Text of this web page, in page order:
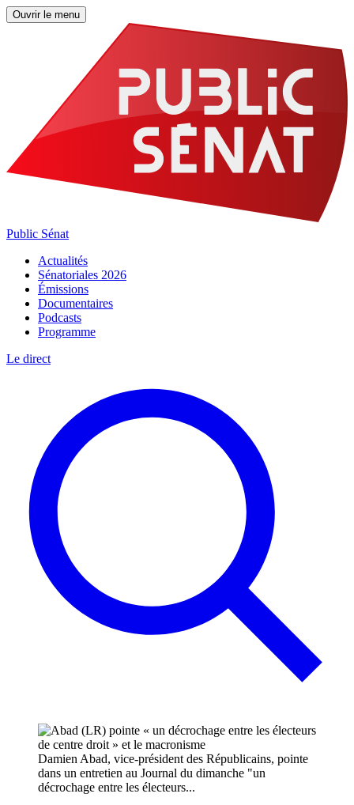
Ouvrir le menu
Public Sénat
Actualités
Sénatoriales 2026
Émissions
Documentaires
Podcasts
Programme
Le direct
Damien Abad, vice-président des Républicains, pointe
dans un entretien au Journal du dimanche "un
décrochage entre les électeurs...